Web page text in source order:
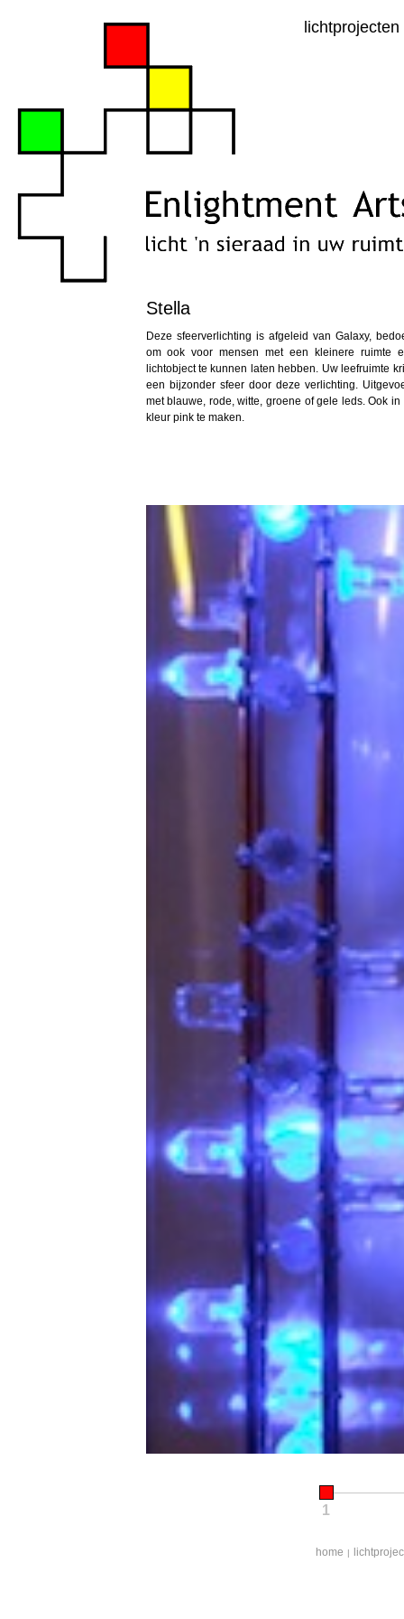
lichtprojecten
Stella
Deze sfeerverlichting is afgeleid van Galaxy,
om ook voor mensen met een kleinere ruimte
lichtobject te kunnen laten hebben. Uw leefruimte
een bijzonder sfeer door deze verlichting.
met blauwe, rode, witte, groene of gele leds. Ook in
kleur pink te maken.
1
home |